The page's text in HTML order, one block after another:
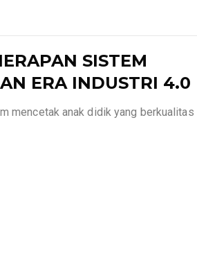
SISTEM
ERA INDUSTRI 4.0
mencetak anak didik yang berkualitas